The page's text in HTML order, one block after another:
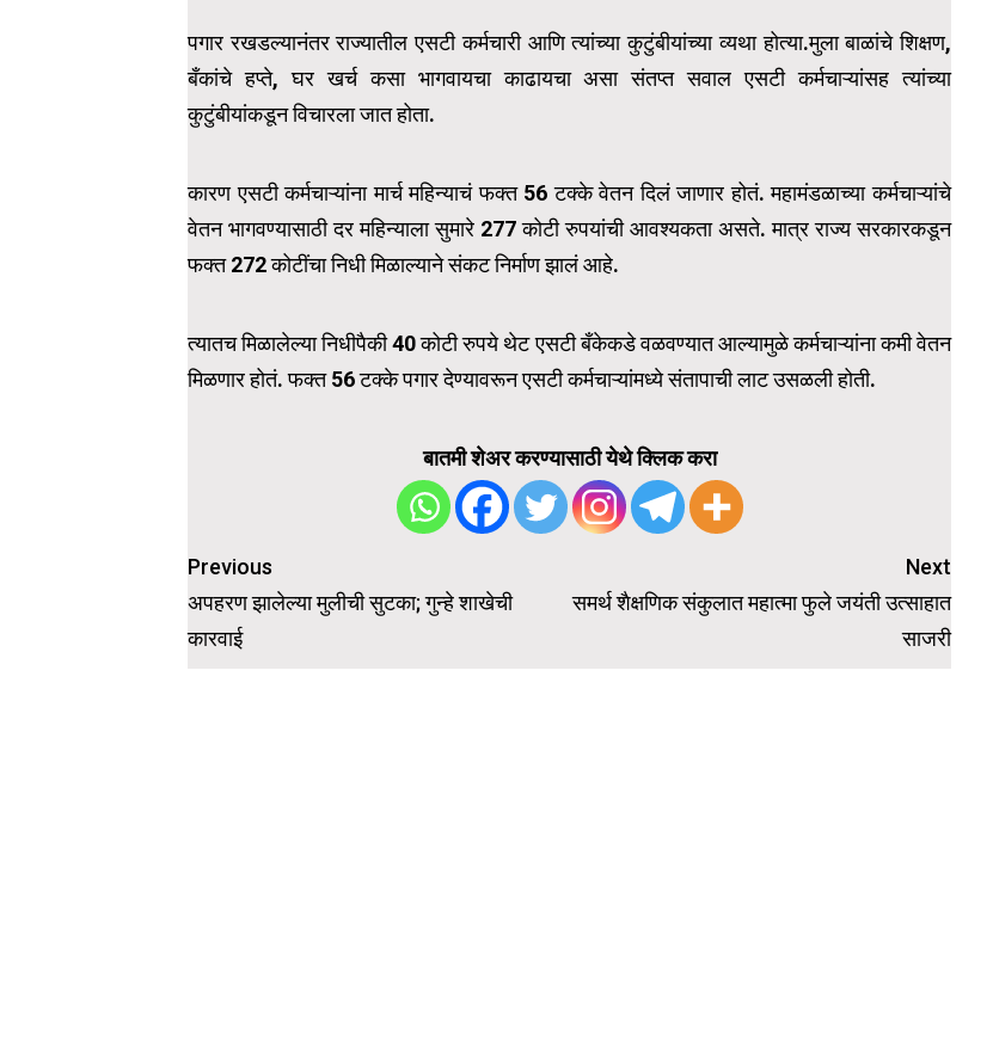
पगार रखडल्यानंतर राज्यातील एसटी कर्मचारी आणि त्यांच्या कुटुंबीयांच्या व्यथा होत्या.मुला बाळांचे शिक्षण,
बँकांचे हप्ते, घर खर्च कसा भागवायचा काढायचा असा संतप्त सवाल एसटी कर्मचाऱ्यांसह त्यांच्या
कुटुंबीयांकडून विचारला जात होता.
कारण एसटी कर्मचाऱ्यांना मार्च महिन्याचं फक्त 56 टक्के वेतन दिलं जाणार होतं. महामंडळाच्या कर्मचाऱ्यांचे
वेतन भागवण्यासाठी दर महिन्याला सुमारे 277 कोटी रुपयांची आवश्यकता असते. मात्र राज्य सरकारकडून
फक्त 272 कोटींचा निधी मिळाल्याने संकट निर्माण झालं आहे.
त्यातच मिळालेल्या निधीपैकी 40 कोटी रुपये थेट एसटी बँकेकडे वळवण्यात आल्यामुळे कर्मचाऱ्यांना कमी वेतन
मिळणार होतं. फक्त 56 टक्के पगार देण्यावरून एसटी कर्मचाऱ्यांमध्ये संतापाची लाट उसळली होती.
बातमी शेअर करण्यासाठी येथे क्लिक करा
Post
navigation
Previous
अपहरण झालेल्या मुलीची सुटका; गुन्हे शाखेची
कारवाई
Next
समर्थ शैक्षणिक संकुलात महात्मा फुले जयंती उत्साहात
साजरी